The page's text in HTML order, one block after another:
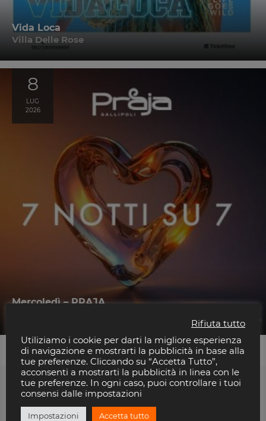
Vida Loca
Villa Delle Rose
8
LUG
2026
Mercoledì – PRAJA
Ti piace Riviera Disco?
Rifiuta tutto
Utiliziamo i cookie per darti la migliore esperienza
di navigazione e mostrarti la pubblicità in base alla
tue preferenze. Cliccando su “Accetta Tutto”,
acconsenti a mostrarti la pubblicità in linea con le
tue preferenze. In ogni caso, puoi controllare i tuoi
consensi dalle impostazioni
Impostazioni Accetta tutto